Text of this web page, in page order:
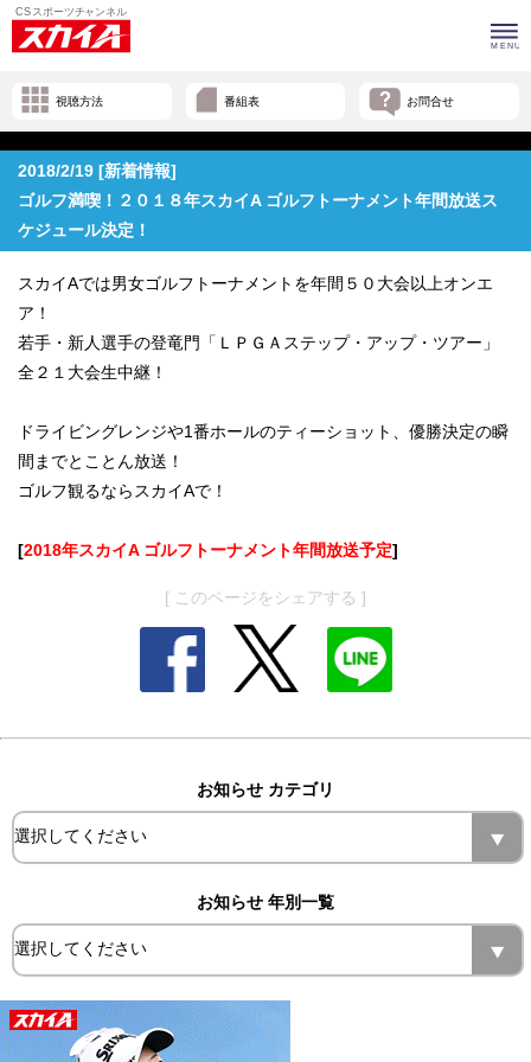
視聴方法 番組表 お問合せ
2018/2/19 [新着情報]
ゴルフ満喫！２０１８年スカイA ゴルフトーナメント年間放送ス
ケジュール決定！
スカイAでは男女ゴルフトーナメントを年間５０大会以上オンエ
ア！
若手・新人選手の登竜門「ＬＰＧＡステップ・アップ・ツアー」
全２１大会生中継！
ドライビングレンジや1番ホールのティーショット、優勝決定の瞬
間までとことん放送！
ゴルフ観るならスカイAで！
[2018年スカイA ゴルフトーナメント年間放送予定]
[ このページをシェアする ]
お知らせ カテゴリ
お知らせ 年別一覧